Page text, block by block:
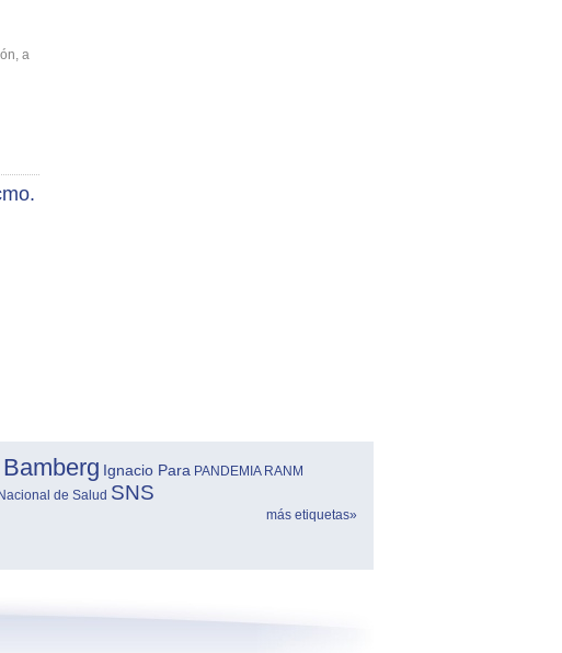
a
Ignacio Para PANDEMIA RANM
de Salud SNS
más etiquetas»